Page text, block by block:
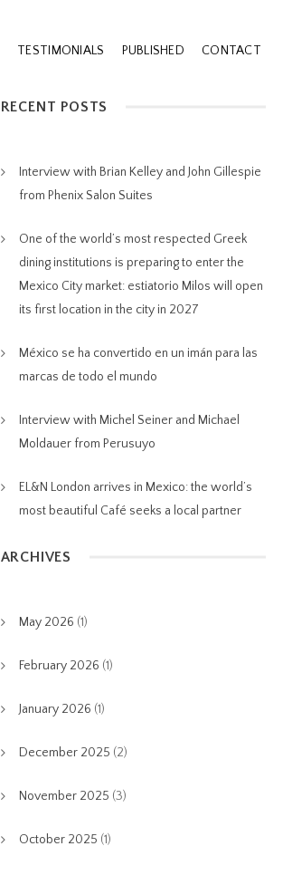
TESTIMONIALS PUBLISHED CONTACT
RECENT POSTS
Interview with Brian Kelley and John Gillespie
from Phenix Salon Suites
One of the world’s most respected Greek
dining institutions is preparing to enter the
Mexico City market: estiatorio Milos will open
its first location in the city in 2027
México se ha convertido en un imán para las
marcas de todo el mundo
Interview with Michel Seiner and Michael
Moldauer from Perusuyo
EL&N London arrives in Mexico: the world’s
most beautiful Café seeks a local partner
ARCHIVES
May 2026 (1)
February 2026 (1)
January 2026 (1)
December 2025 (2)
November 2025 (3)
October 2025 (1)